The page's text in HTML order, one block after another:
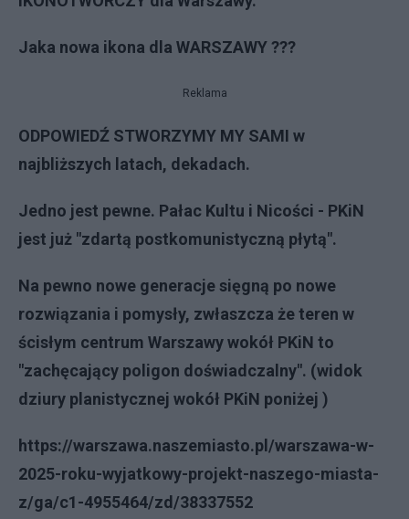
Jaka nowa ikona dla WARSZAWY ???
Reklama
ODPOWIEDŹ STWORZYMY MY SAMI w
najbliższych latach, dekadach.
Jedno jest pewne. Pałac Kultu i Nicości - PKiN
jest już "zdartą postkomunistyczną płytą".
Na pewno nowe generacje sięgną po nowe
rozwiązania i pomysły, zwłaszcza że teren w
ścisłym centrum Warszawy wokół PKiN to
"zachęcający poligon doświadczalny". (widok
dziury planistycznej wokół PKiN poniżej )
https://warszawa.naszemiasto.pl/warszawa-w-
2025-roku-wyjatkowy-projekt-naszego-miasta-
z/ga/c1-4955464/zd/38337552